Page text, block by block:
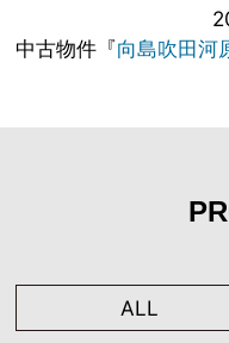
中古物件『向島吹田河
ALL